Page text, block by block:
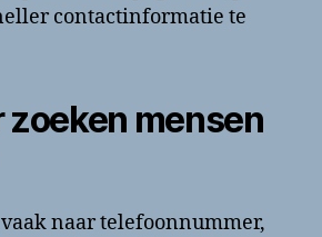
contactinformatie te
mensen
naar telefoonnummer,